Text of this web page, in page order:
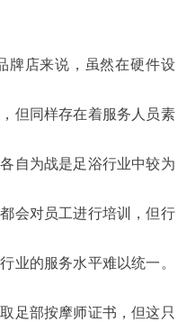
牌店来说，虽然在硬件设
但同样存在着服务人员素
自为战是足浴行业中较为
会对员工进行培训，但行
业的服务水平难以统一。
足部按摩师证书，但这只